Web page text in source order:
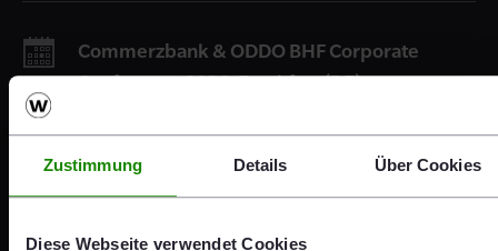
Zustimmung Details Über Cookies
Diese Webseite verwendet Cookies
Commerzbank & ODDO BHF Corporate
Conference 2026, Frankfurt (DE)
Herunterladen.ics